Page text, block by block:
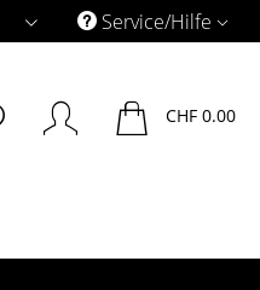
Service/Hilfe
CHF 0.00